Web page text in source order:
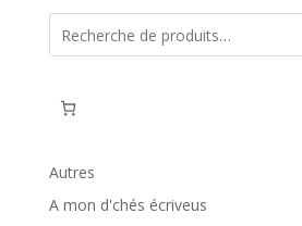
Autres
A mon d'chés écriveus